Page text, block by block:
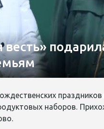
весть»
наборов.